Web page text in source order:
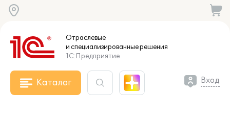
Отраслевые
и специализированныерешения
1С:Предприятие
Каталог Вход